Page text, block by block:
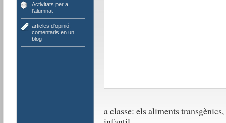
Activitats per a
l'alumnat
articles d'opinió,
comentaris en un
blog
a classe: els aliments